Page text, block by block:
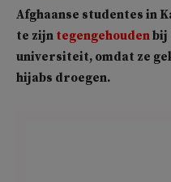
Afghaanse studentes in
te zijn tegengehoudenbij
universiteit, omdat ze
hijabs droegen.